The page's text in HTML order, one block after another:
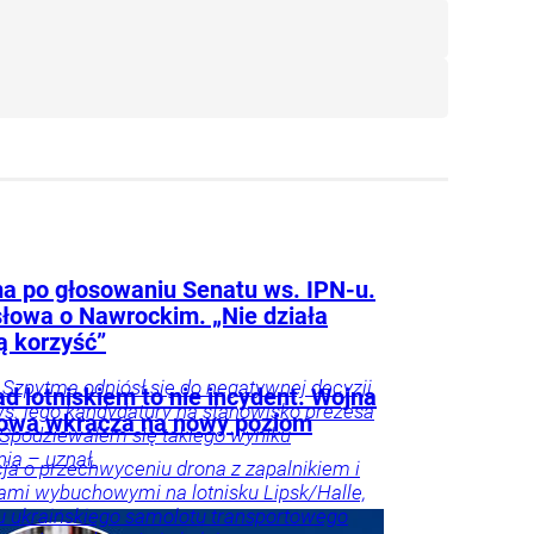
po głosowaniu Senatu ws. IPN-u.
o Nawrockim. „Nie działa
korzyść”
odniósł się do negatywnej decyzji
jego kandydatury na stanowisko prezesa
się takiego wyniku
– uznał.
lotniskiem to nie incydent. Wojna
wkracza na nowy poziom
o przechwyceniu drona z zapalnikiem i
wybuchowymi na lotnisku Lipsk/Halle,
ukraińskiego samolotu transportowego